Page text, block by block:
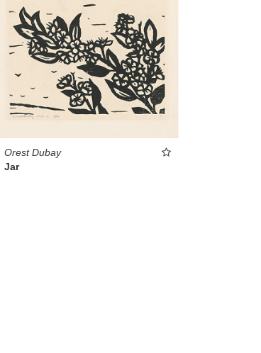
Orest Dubay
Jar